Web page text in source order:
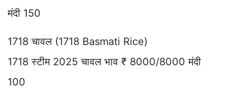
मंदी 150
1718 चावल (1718 Basmati Rice)
1718 स्टीम 2025 चावल भाव ₹ 8000/8000 मंदी
100